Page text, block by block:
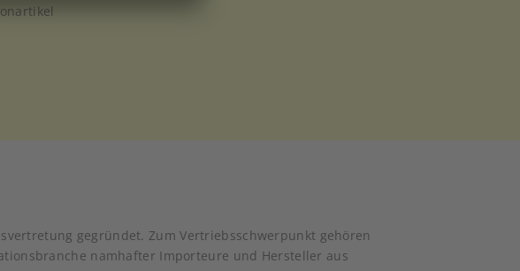
gegründet. Zum Vertriebsschwerpunkt gehören
namhafter Importeure und Hersteller aus